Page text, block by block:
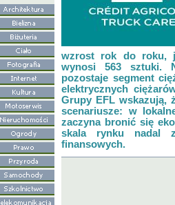
wzrost rok do roku,
wynosi 563 sztuki.
pozostaje segment
elektrycznych
Grupy EFL wskazują,
scenariusze: w
zaczyna bronić się
skala rynku nadal
finansowych.